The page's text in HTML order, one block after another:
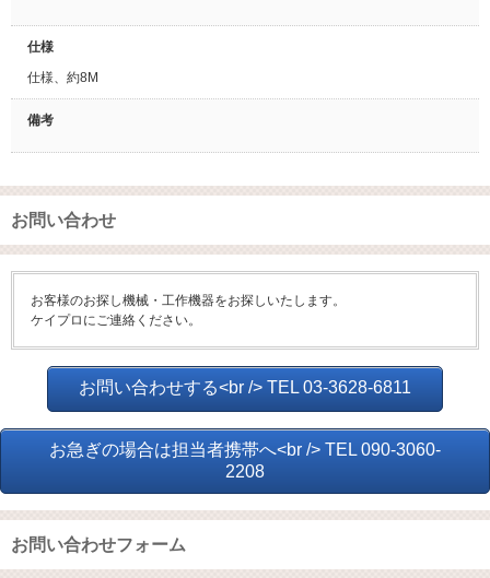
仕様
仕様、約8M
備考
お問い合わせ
お客様のお探し機械・工作機器をお探しいたします。
ケイプロにご連絡ください。
お問い合わせする<br /> TEL 03-3628-6811
お急ぎの場合は担当者携帯へ<br /> TEL 090-3060-
2208
お問い合わせフォーム